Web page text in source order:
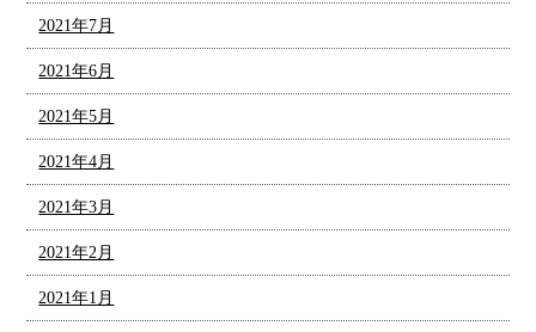
2021年7月
2021年6月
2021年5月
2021年4月
2021年3月
2021年2月
2021年1月